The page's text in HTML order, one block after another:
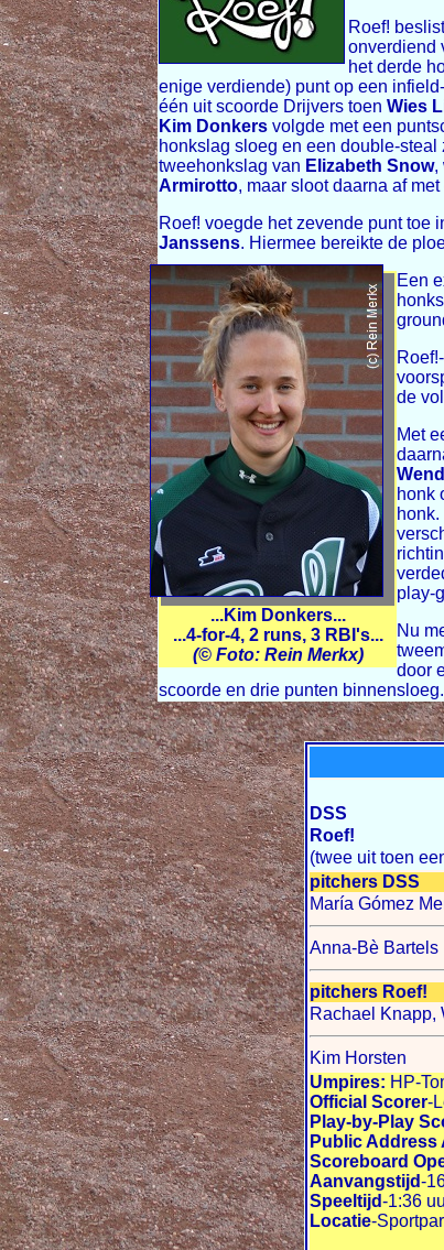
Roef!
onverdiend
het derde
enige verdiende) punt op een
één uit scoorde Drijvers toen Wies
Kim Donkers volgde met een
honkslag sloeg en een double-
tweehonkslag van Elizabeth Snow,
Armirotto, maar sloot daarna af
Roef! voegde het zevende punt toe
Janssens. Hiermee bereikte de
...Kim Donkers...
...4-for-4, 2 runs, 3 RBI's...
(© Foto: Rein Merkx)
Een
de
Met
honk
play-
Nu
door
scoorde en drie punten binnensloeg.
DSS
Roef!
(twee uit toen
pitchers DSS
María Gómez
Anna-Bè Bartels
pitchers Roef!
Rachael Knapp,
Kim Horsten
Umpires: HP-
Official Scorer-
Play-by-Play
Public Address
Scoreboard
Aanvangstijd-
Speeltijd-1:36
Locatie-